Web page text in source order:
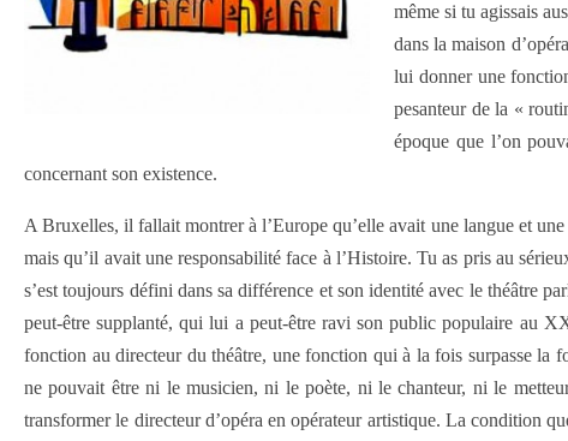
même si tu agissais
dans la maison
lui donner une
pesanteur de la «
époque que l’on
concernant son existence.
A Bruxelles, il fallait montrer à l’Europe qu’elle avait une langue et
mais qu’il avait une responsabilité face à l’Histoire. Tu as pris au
s’est toujours défini dans sa différence et son identité avec le théâtre
peut-être supplanté, qui lui a peut-être ravi son public populaire au
fonction au directeur du théâtre, une fonction qui à la fois surpasse la
ne pouvait être ni le musicien, ni le poète, ni le chanteur, ni le
transformer le directeur d’opéra en opérateur artistique. La condition